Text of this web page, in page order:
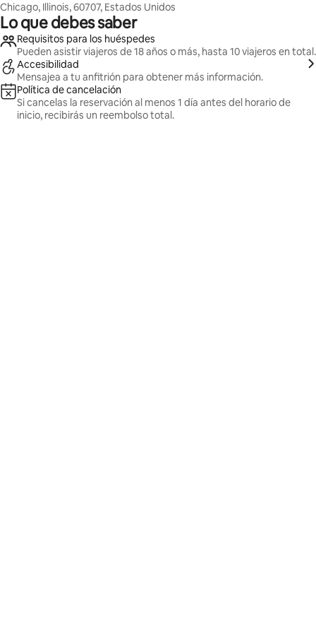
Chicago, Illinois, 60707, Estados Unidos
Lo que debes saber
Requisitos para los huéspedes
Pueden asistir viajeros de 18 años o más, hasta 10 viajeros en total.
Accesibilidad
Mensajea a tu anfitrión para obtener más información.
Política de cancelación
Si cancelas la reservación al menos 1 día antes del horario de
inicio, recibirás un reembolso total.